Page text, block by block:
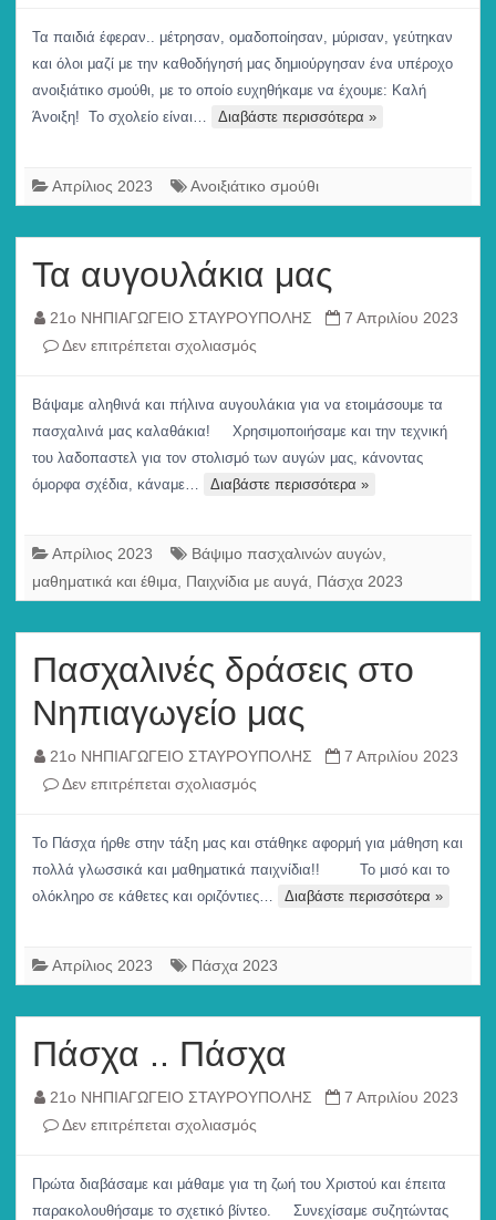
Ανοιξιάτικο
Σμούθι!!!
Τα παιδιά έφεραν.. μέτρησαν, ομαδοποίησαν, μύρισαν, γεύτηκαν
και όλοι μαζί με την καθοδήγησή μας δημιούργησαν ένα υπέροχο
ανοιξιάτικο σμούθι, με το οποίο ευχηθήκαμε να έχουμε: Καλή
Άνοιξη! Το σχολείο είναι…
Διαβάστε περισσότερα »
Απρίλιος 2023 Ανοιξιάτικο σμούθι
Τα αυγουλάκια μας
21ο ΝΗΠΙΑΓΩΓΕΙΟ ΣΤΑΥΡΟΥΠΟΛΗΣ
7 Απριλίου 2023
Δεν επιτρέπεται σχολιασμός
αυγουλάκια
μας
Βάψαμε αληθινά και πήλινα αυγουλάκια για να ετοιμάσουμε τα
πασχαλινά μας καλαθάκια! Χρησιμοποιήσαμε και την τεχνική
του λαδοπαστελ για τον στολισμό των αυγών μας, κάνοντας
όμορφα σχέδια, κάναμε…
Διαβάστε περισσότερα »
Απρίλιος 2023 Βάψιμο πασχαλινών αυγών
μαθηματικά και έθιμα Παιχνίδια με αυγά Πάσχα 2023
Πασχαλινές δράσεις στο
Νηπιαγωγείο μας
21ο ΝΗΠΙΑΓΩΓΕΙΟ ΣΤΑΥΡΟΥΠΟΛΗΣ
7 Απριλίου 2023
Δεν επιτρέπεται σχολιασμός
δράσεις
στο
Νηπιαγωγείο
Το Πάσχα ήρθε στην τάξη μας και στάθηκε αφορμή για μάθηση και
πολλά γλωσσικά και μαθηματικά παιχνίδια!! Το μισό και το
ολόκληρο σε κάθετες και οριζόντιες…
Διαβάστε περισσότερα »
Απρίλιος 2023 Πάσχα 2023
Πάσχα .. Πάσχα
21ο ΝΗΠΙΑΓΩΓΕΙΟ ΣΤΑΥΡΟΥΠΟΛΗΣ
7 Απριλίου 2023
Δεν επιτρέπεται σχολιασμός
..
Πάσχα
Πρώτα διαβάσαμε και μάθαμε για τη ζωή του Χριστού και έπειτα
παρακολουθήσαμε το σχετικό βίντεο. Συνεχίσαμε συζητώντας